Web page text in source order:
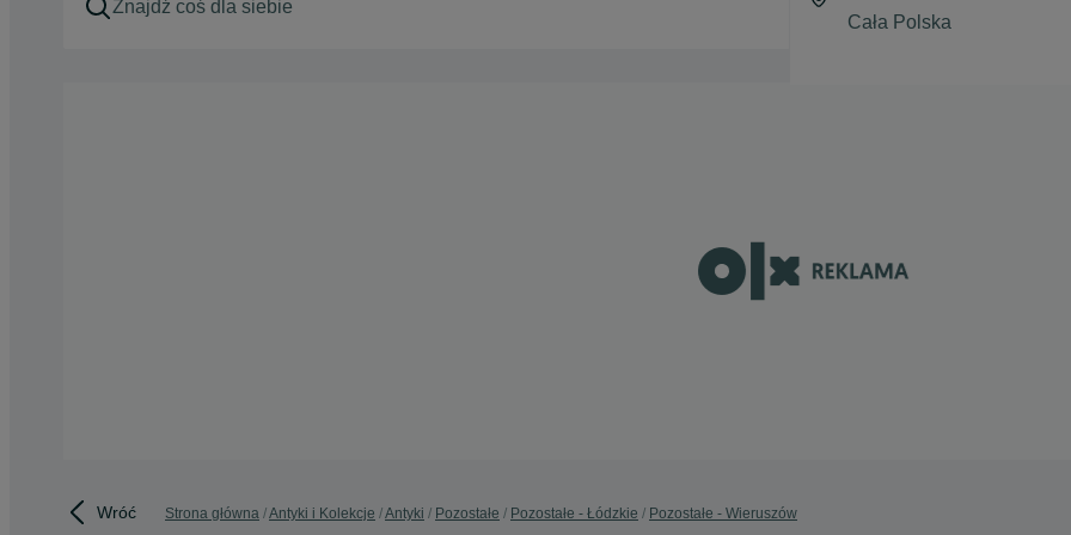
Wróć Strona główna Antyki i Kolekcje Antyki Pozostałe Pozostałe - Łódzkie Pozostałe - Wieruszów